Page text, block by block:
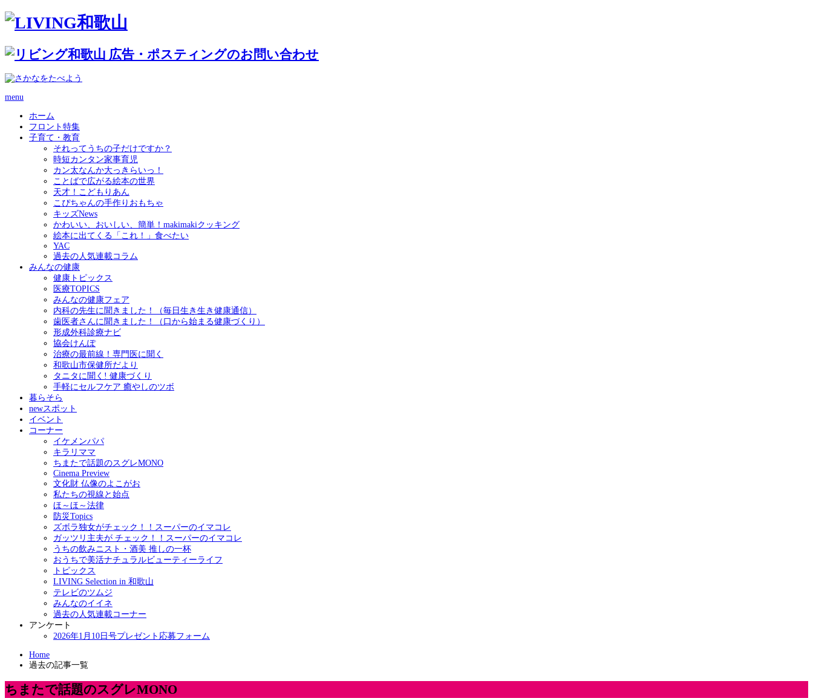
menu
ホーム
フロント特集
子育て・教育
それってうちの子だけですか？
時短カンタン家事育児
カン太なんか大っきらいっ！
ことばで広がる絵本の世界
天才！こどもりあん
こぴちゃんの手作りおもちゃ
キッズNews
かわいい、おいしい、簡単！makimakiクッキング
絵本に出てくる「これ！」食べたい
YAC
過去の人気連載コラム
みんなの健康
健康トピックス
医療TOPICS
みんなの健康フェア
内科の先生に聞きました！（毎日生き生き健康通信）
歯医者さんに聞きました！（口から始まる健康づくり）
形成外科診療ナビ
協会けんぽ
治療の最前線！専門医に聞く
和歌山市保健所だより
タニタに聞く! 健康づくり
手軽にセルフケア 癒やしのツボ
暮らそら
newスポット
イベント
コーナー
イケメンパパ
キラリママ
ちまたで話題のスグレMONO
Cinema Preview
文化財 仏像のよこがお
私たちの視線と始点
ほ～ほ～法律
防災Topics
ズボラ独女がチェック！！スーパーのイマコレ
ガッツリ主夫が チェック！！スーパーのイマコレ
うちの飲みニスト・酒美 推しの一杯
おうちで美活ナチュラルビューティーライフ
トピックス
LIVING Selection in 和歌山
テレビのツムジ
みんなのイイネ
過去の人気連載コーナー
アンケート
2026年1月10日号プレゼント応募フォーム
Home
過去の記事一覧
ちまたで話題のスグレMONO